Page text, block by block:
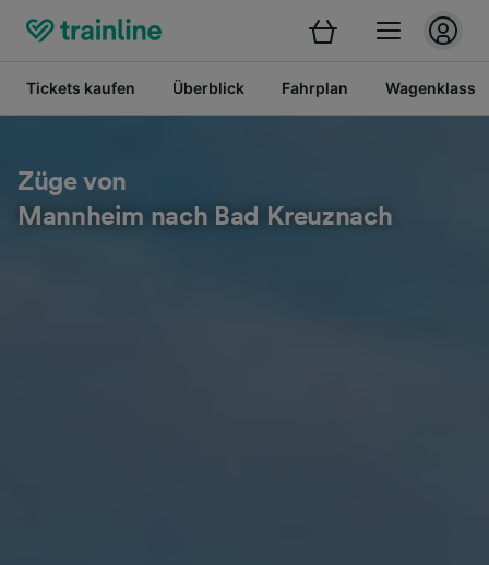
Tickets kaufen Überblick Fahrplan
Züge von
Mannheim nach Bad Kreuznach